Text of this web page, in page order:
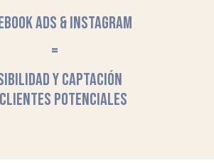
ADS & INSTAGRAM
=
Y CAPTACIÓN
POTENCIALES